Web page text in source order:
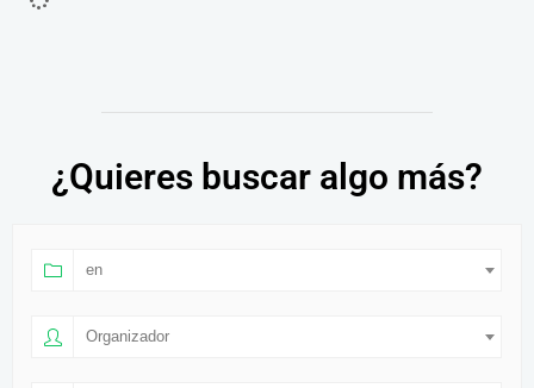
¿Quieres buscar algo más?
en
Organizador